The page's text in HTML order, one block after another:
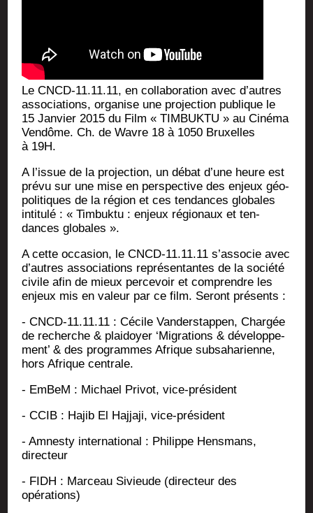
Le CNCD-11.11.11, en col­la­bo­ra­tion avec d’autres
asso­cia­tions, orga­nise une pro­jec­tion publique le
15 Jan­vier 2015 du Film « TIMBUKTU » au Ciné­ma
Ven­dôme. Ch. de Wavre 18 à 1050 Bruxelles
à 19H.
A l’issue de la pro­jec­tion, un débat d’une heure est
pré­vu sur une mise en pers­pec­tive des enjeux géo­
po­li­tiques de la région et ces ten­dances glo­bales
inti­tu­lé : « Tim­buk­tu : enjeux régio­naux et ten­
dances globales ».
A cette occa­sion, le CNCD-11.11.11 s’associe avec
d’autres asso­cia­tions repré­sen­tantes de la socié­té
civile afin de mieux per­ce­voir et com­prendre les
enjeux mis en valeur par ce film. Seront présents :
- CNCD-11.11.11 : Cécile Van­ders­tap­pen, Char­gée
de recherche & plai­doyer ‘Migra­tions & déve­lop­pe­
ment’ & des pro­grammes Afrique sub­sa­ha­rienne,
hors Afrique centrale.
- EmBeM : Michael Pri­vot, vice-président
- CCIB : Hajib El Haj­ja­ji, vice-président
- Amnes­ty inter­na­tio­nal : Phi­lippe Hens­mans,
directeur
- FIDH : Mar­ceau Sivieude (direc­teur des
opérations)